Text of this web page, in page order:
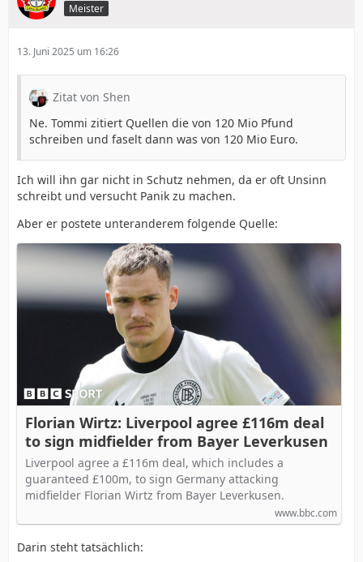
Meister
13. Juni 2025 um 16:26
Zitat von Shen
Ne. Tommi zitiert Quellen die von 120 Mio Pfund
schreiben und faselt dann was von 120 Mio Euro.
Ich will ihn gar nicht in Schutz nehmen, da er oft Unsinn
schreibt und versucht Panik zu machen.
Aber er postete unteranderem folgende Quelle:
Florian Wirtz: Liverpool agree £116m deal
to sign midfielder from Bayer Leverkusen
Liverpool agree a £116m deal, which includes a
guaranteed £100m, to sign Germany attacking
midfielder Florian Wirtz from Bayer Leverkusen.
www.bbc.com
Darin steht tatsächlich: